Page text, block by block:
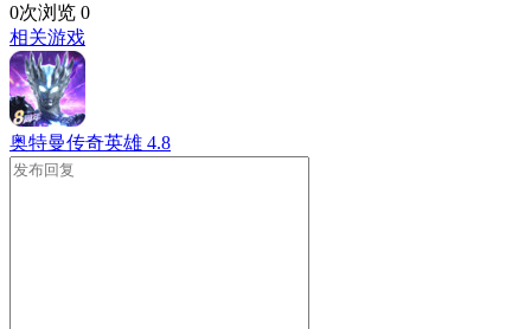
0次浏览 0
相关游戏
奥特曼传奇英雄 4.8